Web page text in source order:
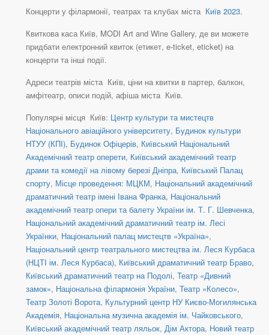
Концерти у філармонії, театрах та клубах міста Київ 2023.
Квиткова каса Київ, MODI Art and Wine Gallery, де ви можете
придбати електронний квиток (етикет, e-ticket, eticket) на
концерти та інші події.
Адреси театрів міста Київ, ціни на квитки в партер, балкон,
амфітеатр, описи подій, афіша міста Київ.
Популярні місця Київ: Центр культури та мистецтв
Національного авіаційного університету, Будинок культури
НТУУ (КПІ), Будинок Офіцерів, Київський Національний
Академічний театр оперети, Київський академічний театр
драми та комедії на лівому березі Дніпра, Київський Палац
спорту, Місце проведення: МЦКМ, Національний академічний
драматичний театр імені Івана Франка, Національний
академічний театр опери та балету України ім. Т. Г. Шевченка,
Національний академічний драматичний театр ім. Лесі
Українки, Національний палац мистецтв «Україна»,
Національний центр театрального мистецтва ім. Леся Курбаса
(НЦТІ ім. Леся Курбаса), Київський драматичний театр Браво,
Київський драматичний театр на Подолі, Театр «Дивний
замок», Національна філармонія України, Театр «Колесо»,
Театр Золоті Ворота, Культурний центр НУ Києво-Могилянська
Академія, Національна музична академія ім. Чайковського,
Київський академічний театр ляльок, Дім Актора, Новий театр